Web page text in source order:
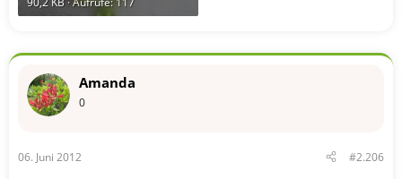
Amanda
0
06. Juni 2012 #2.206